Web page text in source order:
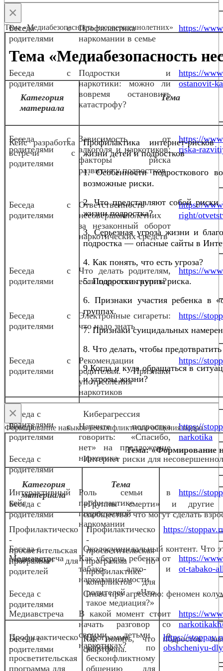
Беседа с
родителями
Профилактика
наркомании в семье
https://
Беседа с
родителями
Подростки и
наркотики: можно ли
вовремя остановить
катастрофу?
https://
ostanovit-
Беседа с
родителями
Зависимость от
алкоголя и наркотиков:
факторы риска
развития у подростков
https://
riska-
Беседа с
родителями
Ответственность
несовершеннолетних
за незаконный оборот
наркотических средств
https://
right/
Беседа с
родителями
Что делать родителям,
если подросток курит?
https://
Беседа с
родителями
Электронные сигареты:
что надо знать
https://
Беседа с
родителями
Рекомендации
родителям. Признаки
употребления
наркотиков
https://
Беседа с
родителями
Научите подростка
говорить: «Спасибо,
нет» на предложение
наркотика
https://
narkotika
Интерактивный
кейс
Роль семьи в
профилактике
подростковой
наркомании
https://
Медиавстреча
Как уберечь ребенка от
табако- алко- и
наркозависимости
https://
ot-tabako-
Медиавстреча
В какой момент стоит
начать разговор со
своими детьми о
наркотиках?
https://
×
Тема «Медиабезопасность несовершеннолетних»
Тема «Медиабезопасность
Категория
материала
Тема
Кейс разработка
встречи с
родителями
Профилактика интернет-
жизни детей и подростков
1. Особенности подросткового
возможные риски.
2. Что представляют собой риски
жизни подростка?
3. Серьезная угроза жизни и
подростка — опасные сайты в
4. Как понять, что есть угроза?
5. Подростки группы риска.
6. Признаки участия ребенка в
группах.
7. Признаки суицидальных
8. Что делать, чтобы
9.Когда и куда обращаться в
и угрозы жизни?
Беседа с
родителями
Киберагрессия
Беседа с
родителями
Интернет риски для
Беседа с
родителями
«Группы смерти» и другие
сообщества: что могут сделать
Беседа с
родителями
Околосуицидальный контент. Что
Беседа с
родителями
Снова про агрессию: феномен
Беседа с
родителями
Как понять, что подросток
смартфона.
×
Формирование навыков бесконфликтного общения подро
Тема: «Формирование
Категория
материала
Тема
Профилактическо
-
просветительская
программа для
родителей
Профилактическо
-
просветительская
программа по
профилактике
конфликтов для
родителей «Что
такое медиация?»
https://
Профилактическо
-
просветительская
программа для
Программа
работы по
бесконфликтному
общению для
https://
obshcheniyu-